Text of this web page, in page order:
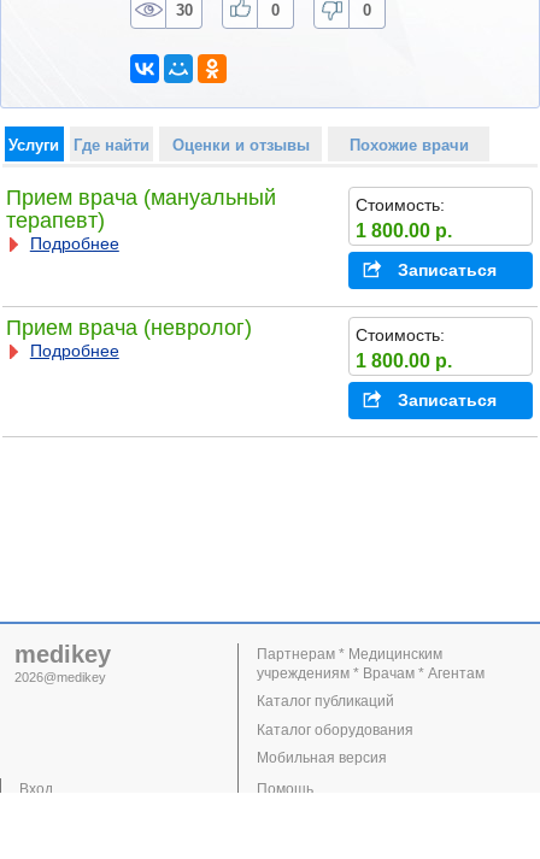
30 0 0
Услуги Где найти Оценки и отзывы Похожие врачи
Прием врача (мануальный
терапевт)
Подробнее
Стоимость:
1 800.00 р.
Записаться
Прием врача (невролог)
Подробнее
Стоимость:
1 800.00 р.
Записаться
medikey
2026@medikey
Вход
Партнерам * Медицинским
учреждениям * Врачам * Агентам
Каталог публикаций
Каталог оборудования
Мобильная версия
Помощь